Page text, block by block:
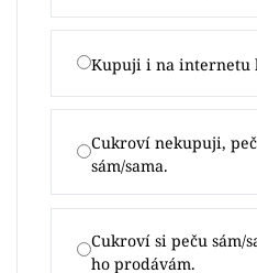
Kupuji i na internetu
Cukroví nekupuji,
sám/sama.
Cukroví si peču sám/
ho prodávám.